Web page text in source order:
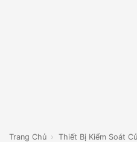
Trang Chủ › Thiết Bị Kiểm Soát